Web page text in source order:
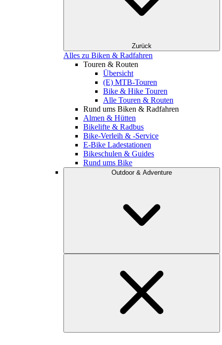
Zurück
Alles zu Biken & Radfahren
Touren & Routen
Übersicht
(E) MTB-Touren
Bike & Hike Touren
Alle Touren & Routen
Rund ums Biken & Radfahren
Almen & Hütten
Bikelifte & Radbus
Bike-Verleih & -Service
E-Bike Ladestationen
Bikeschulen & Guides
Rund ums Bike
Outdoor & Adventure